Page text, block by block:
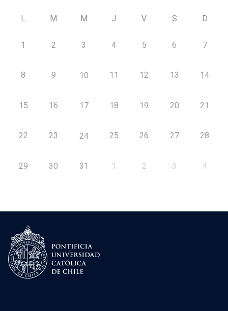
L M M J V S D
1 2 3 4 5 6 7
8 9 10 11 12 13 14
15 16 17 18 19 20 21
22 23 24 25 26 27 28
29 30 31 1 2 3 4